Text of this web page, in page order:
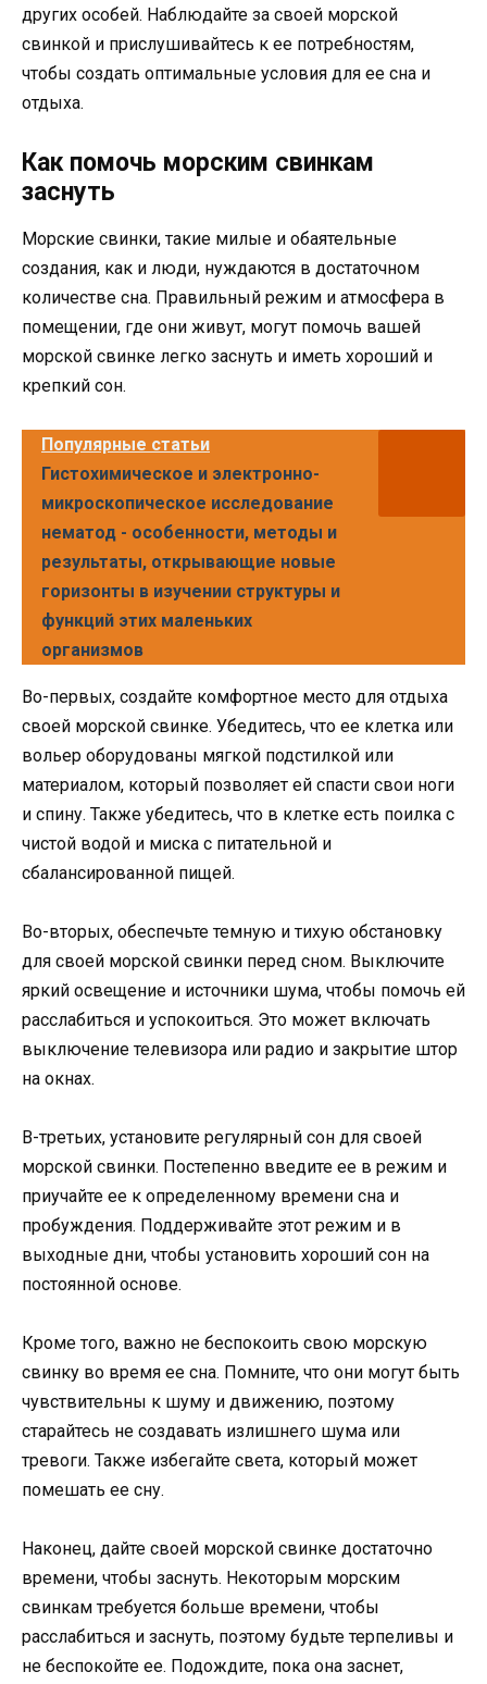
других особей. Наблюдайте за своей морской
свинкой и прислушивайтесь к ее потребностям,
чтобы создать оптимальные условия для ее сна и
отдыха.
Как помочь морским свинкам
заснуть
Морские свинки, такие милые и обаятельные
создания, как и люди, нуждаются в достаточном
количестве сна. Правильный режим и атмосфера в
помещении, где они живут, могут помочь вашей
морской свинке легко заснуть и иметь хороший и
крепкий сон.
Популярные статьи
Гистохимическое и электронно-
микроскопическое исследование
нематод - особенности, методы и
результаты, открывающие новые
горизонты в изучении структуры и
функций этих маленьких
организмов
Во-первых, создайте комфортное место для отдыха
своей морской свинке. Убедитесь, что ее клетка или
вольер оборудованы мягкой подстилкой или
материалом, который позволяет ей спасти свои ноги
и спину. Также убедитесь, что в клетке есть поилка с
чистой водой и миска с питательной и
сбалансированной пищей.
Во-вторых, обеспечьте темную и тихую обстановку
для своей морской свинки перед сном. Выключите
яркий освещение и источники шума, чтобы помочь ей
расслабиться и успокоиться. Это может включать
выключение телевизора или радио и закрытие штор
на окнах.
В-третьих, установите регулярный сон для своей
морской свинки. Постепенно введите ее в режим и
приучайте ее к определенному времени сна и
пробуждения. Поддерживайте этот режим и в
выходные дни, чтобы установить хороший сон на
постоянной основе.
Кроме того, важно не беспокоить свою морскую
свинку во время ее сна. Помните, что они могут быть
чувствительны к шуму и движению, поэтому
старайтесь не создавать излишнего шума или
тревоги. Также избегайте света, который может
помешать ее сну.
Наконец, дайте своей морской свинке достаточно
времени, чтобы заснуть. Некоторым морским
свинкам требуется больше времени, чтобы
расслабиться и заснуть, поэтому будьте терпеливы и
не беспокойте ее. Подождите, пока она заснет,